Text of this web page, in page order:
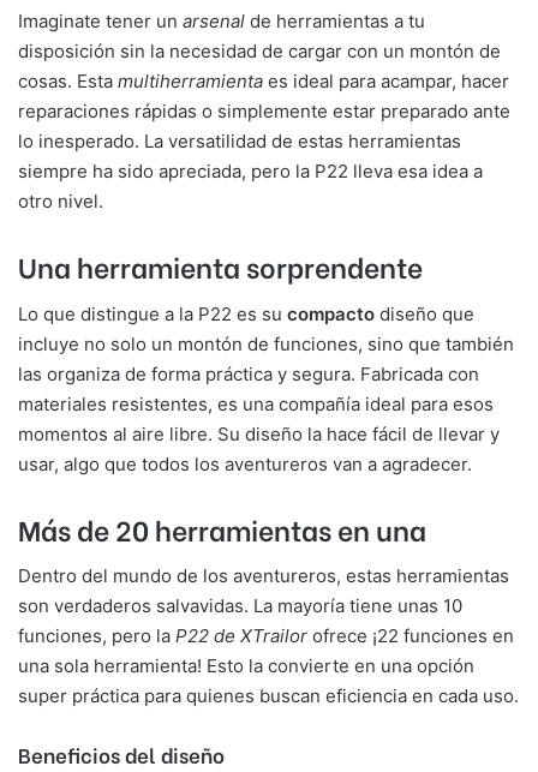
Imaginate tener un arsenal de herramientas a tu
disposición sin la necesidad de cargar con un montón de
cosas. Esta multiherramienta es ideal para acampar, hacer
reparaciones rápidas o simplemente estar preparado ante
lo inesperado. La versatilidad de estas herramientas
siempre ha sido apreciada, pero la P22 lleva esa idea a
otro nivel.
Una herramienta sorprendente
Lo que distingue a la P22 es su compacto diseño que
incluye no solo un montón de funciones, sino que también
las organiza de forma práctica y segura. Fabricada con
materiales resistentes, es una compañía ideal para esos
momentos al aire libre. Su diseño la hace fácil de llevar y
usar, algo que todos los aventureros van a agradecer.
Más de 20 herramientas en una
Dentro del mundo de los aventureros, estas herramientas
son verdaderos salvavidas. La mayoría tiene unas 10
funciones, pero la P22 de XTrailor ofrece ¡22 funciones en
una sola herramienta! Esto la convierte en una opción
super práctica para quienes buscan eficiencia en cada uso.
Beneficios del diseño